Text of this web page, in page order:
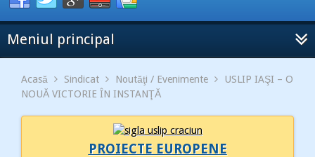
Meniul principal
Acasă Sindicat Noutăţi / Evenimente
USLIP IAŞI – O
NOUĂ VICTORIE ÎN INSTANŢĂ
PROIECTE EUROPENE